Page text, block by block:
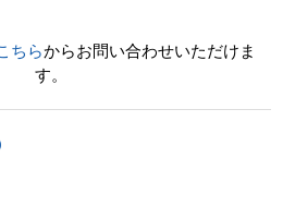
如く 極】クリアデータのデータ引き
要素と引き継がれない要素を教えて
ちらからお問い合わせいただけま
す。